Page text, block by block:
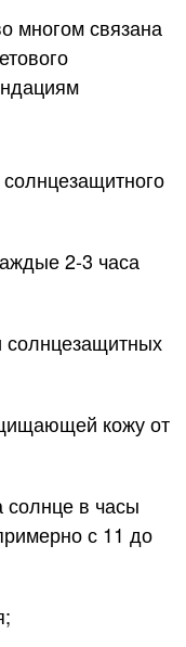
многом связана
2-3 часа
солнцезащитных
кожу от
солнце в часы
с 11 до